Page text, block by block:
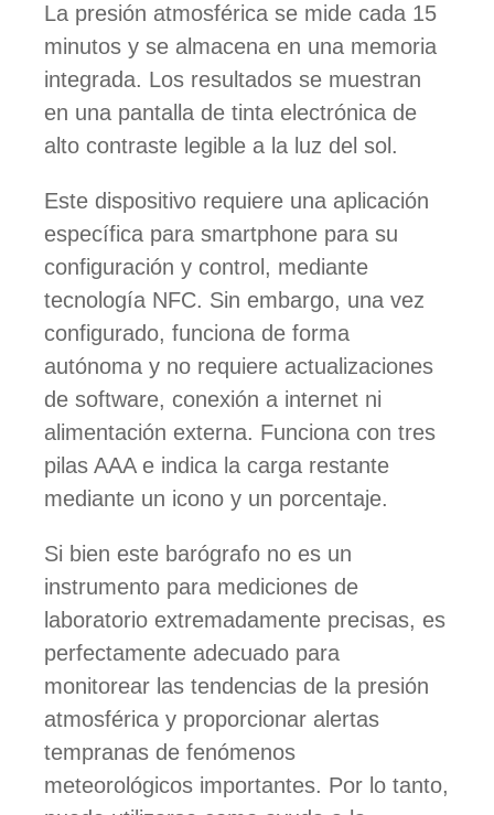
La presión atmosférica se mide cada 15
minutos y se almacena en una memoria
integrada. Los resultados se muestran
en una pantalla de tinta electrónica de
alto contraste legible a la luz del sol.
Este dispositivo requiere una aplicación
específica para smartphone para su
configuración y control, mediante
tecnología NFC. Sin embargo, una vez
configurado, funciona de forma
autónoma y no requiere actualizaciones
de software, conexión a internet ni
alimentación externa. Funciona con tres
pilas AAA e indica la carga restante
mediante un icono y un porcentaje.
Si bien este barógrafo no es un
instrumento para mediciones de
laboratorio extremadamente precisas, es
perfectamente adecuado para
monitorear las tendencias de la presión
atmosférica y proporcionar alertas
tempranas de fenómenos
meteorológicos importantes. Por lo tanto,